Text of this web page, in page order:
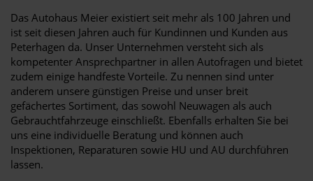
Das Autohaus Meier existiert seit mehr als 100 Jahren und
ist seit diesen Jahren auch für Kundinnen und Kunden aus
Peterhagen da. Unser Unternehmen versteht sich als
kompetenter Ansprechpartner in allen Autofragen und bietet
zudem einige handfeste Vorteile. Zu nennen sind unter
anderem unsere günstigen Preise und unser breit
gefächertes Sortiment, das sowohl Neuwagen als auch
Gebrauchtfahrzeuge einschließt. Ebenfalls erhalten Sie bei
uns eine individuelle Beratung und können auch
Inspektionen, Reparaturen sowie HU und AU durchführen
lassen.